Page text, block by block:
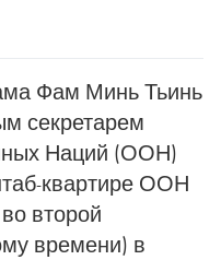
Фам Минь Тьинь
секретарем
Наций (ООН)
квартире ООН
второй
времени) в